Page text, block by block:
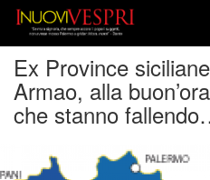
Ex Province
Armao, alla
che stanno